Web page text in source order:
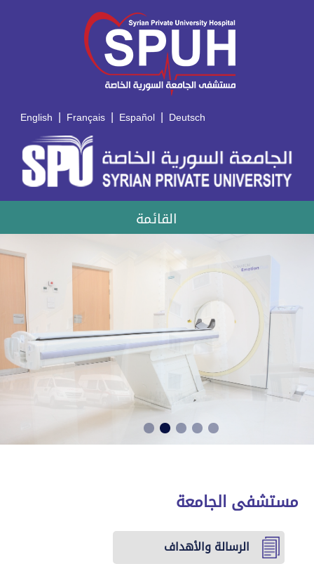
English | Français | Español | Deutsch
القائمة
مستشفى الجامعة
الرسالة والأهداف